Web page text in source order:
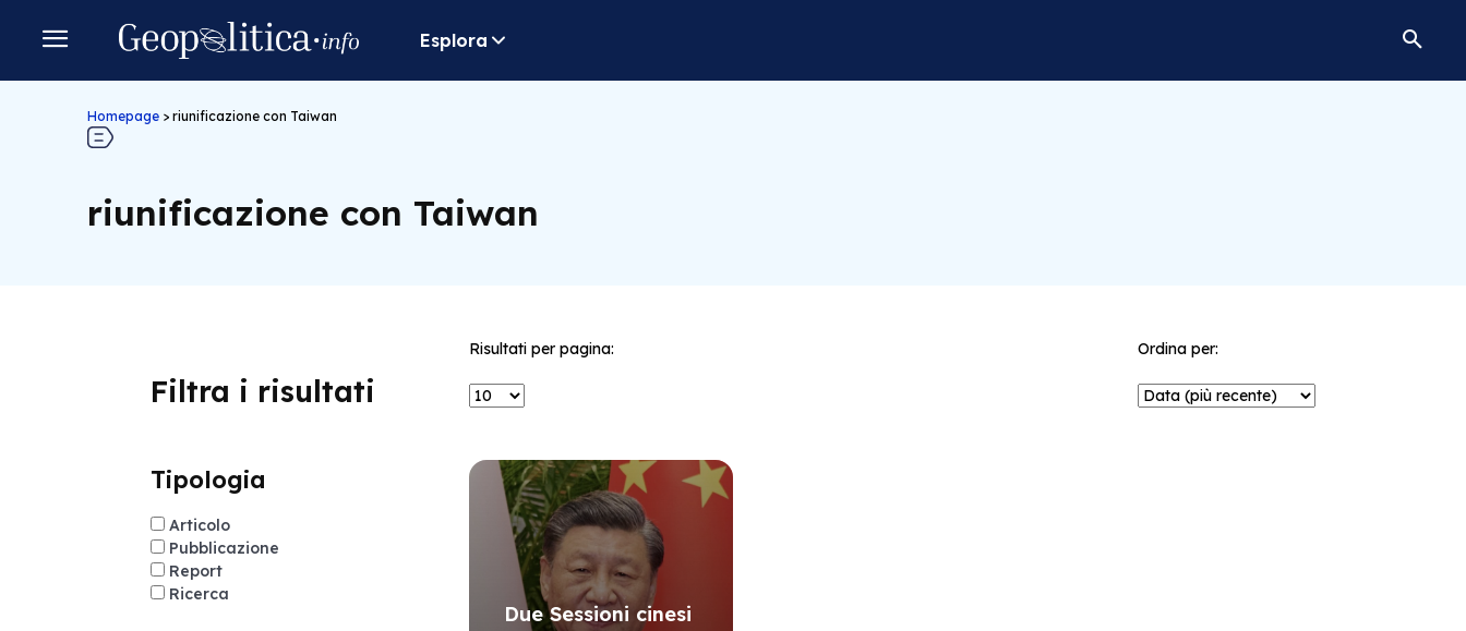
Esplora
Homepage > riunificazione con Taiwan
riunificazione con Taiwan
Filtra i risultati
Tipologia
Articolo
Pubblicazione
Report
Ricerca
Risultati per pagina: Ordina per:
Due Sessioni cinesi